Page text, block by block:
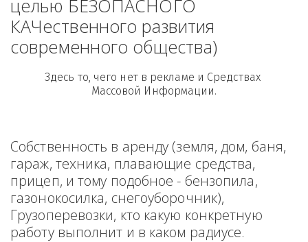
целью БЕЗОПАСНОГО
КАЧественного развития
современного общества)
Здесь то, чего нет в рекламе и Средствах
Массовой Информации.
Собственность в аренду (земля, дом, баня,
гараж, техника, плавающие средства,
прицеп, и тому подобное - бензопила,
газонокосилка, снегоуборочник),
Грузоперевозки, кто какую конкретную
работу выполнит и в каком радиусе.